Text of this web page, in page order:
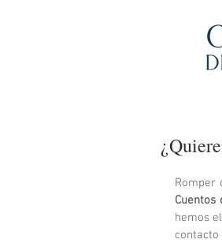
Cuentos
hemos